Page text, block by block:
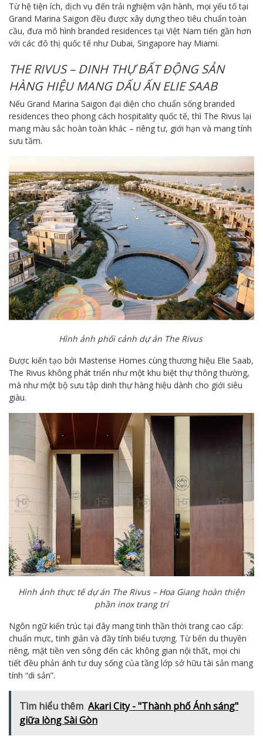
Từ hệ tiện ích, dịch vụ đến trải nghiệm vận hành, mọi yếu tố tại
Grand Marina Saigon đều được xây dựng theo tiêu chuẩn toàn
cầu, đưa mô hình branded residences tại Việt Nam tiến gần hơn
với các đô thị quốc tế như Dubai, Singapore hay Miami.
THE RIVUS – DINH THỰ BẤT ĐỘNG SẢN
HÀNG HIỆU MANG DẤU ẤN ELIE SAAB
Nếu Grand Marina Saigon đại diện cho chuẩn sống branded
residences theo phong cách hospitality quốc tế, thì The Rivus lại
mang màu sắc hoàn toàn khác – riêng tư, giới hạn và mang tính
sưu tầm.
Hình ảnh phối cảnh dự án The Rivus
Được kiến tạo bởi Masterise Homes cùng thương hiệu Elie Saab,
The Rivus không phát triển như một khu biệt thự thông thường,
mà như một bộ sưu tập dinh thự hàng hiệu dành cho giới siêu
giàu.
Hình ảnh thực tế dự án The Rivus – Hoa Giang hoàn thiện
phần inox trang trí
Ngôn ngữ kiến trúc tại đây mang tinh thần thời trang cao cấp:
chuẩn mực, tinh giản và đầy tính biểu tượng. Từ bến du thuyền
riêng, mặt tiền ven sông đến các không gian nội thất, mọi chi
tiết đều phản ánh tư duy sống của tầng lớp sở hữu tài sản mang
tính “di sản”.
Tìm hiểu thêm Akari City - "Thành phố Ánh sáng"
giữa lòng Sài Gòn